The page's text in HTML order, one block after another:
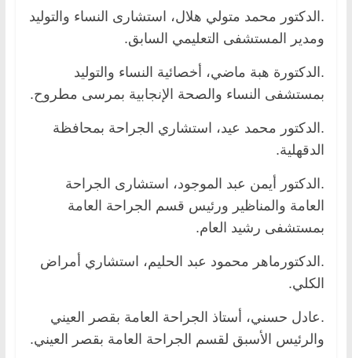
.الدكتور محمد متولي هلال، استشارى النساء والتوليد
ومدير المستشفى التعليمي السابق.
.الدكتورة هبة ماضي، أخصائية النساء والتوليد
بمستشفى النساء والصحة الإنجابية بمرسى مطروح.
.الدكتور محمد عيد، استشاري الجراحة بمحافظة
الدقهلية.
.الدكتور أيمن عبد الموجود، استشارى الجراحة
العامة والمناظير ورئيس قسم الجراحة العامة
بمستشفى رشيد العام.
.الدكتورماهر محمود عبد الحليم، استشاري أمراض
الكلي.
.عادل حسني، أستاذ الجراحة العامة بقصر العيني
والرئيس الأسبق لقسم الجراحة العامة بقصر العيني.